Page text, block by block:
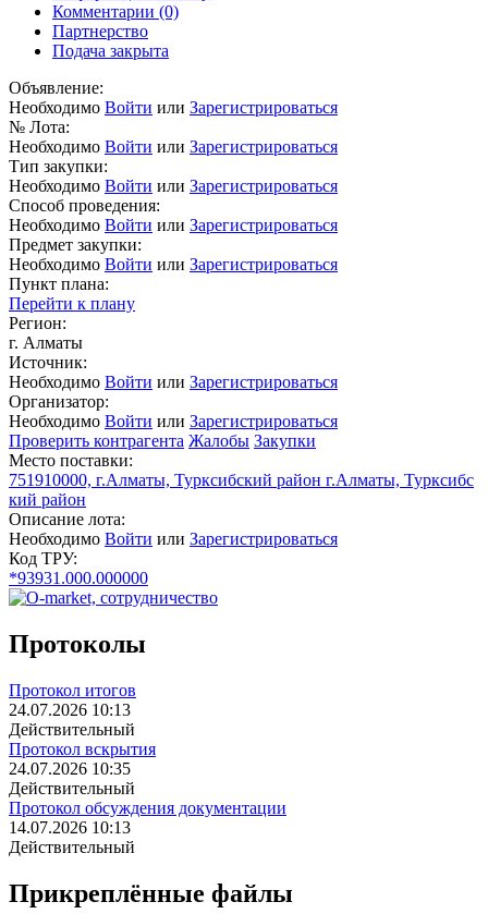
Комментарии (0)
Партнерство
Подача закрыта
Объявление:
Необходимо Войти или Зарегистрироваться
№ Лота:
Необходимо Войти или Зарегистрироваться
Тип закупки:
Необходимо Войти или Зарегистрироваться
Способ проведения:
Необходимо Войти или Зарегистрироваться
Предмет закупки:
Необходимо Войти или Зарегистрироваться
Пункт плана:
Перейти к плану
Регион:
г. Алматы
Источник:
Необходимо Войти или Зарегистрироваться
Организатор:
Необходимо Войти или Зарегистрироваться
Проверить контрагента Жалобы Закупки
Место поставки:
751910000, г.Алматы, Турксибский район г.Алматы, Турксибс
кий район
Описание лота:
Необходимо Войти или Зарегистрироваться
Код ТРУ:
*93931.000.000000
Протоколы
Протокол итогов
24.07.2026 10:13
Действительный
Протокол вскрытия
24.07.2026 10:35
Действительный
Протокол обсуждения документации
14.07.2026 10:13
Действительный
Прикреплённые файлы